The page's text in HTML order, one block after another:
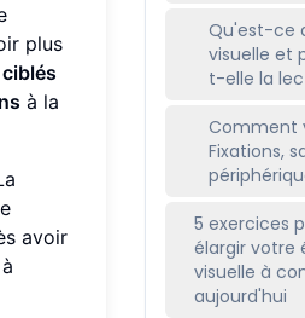
plus
à la
avoir
Qu'est-ce
visuelle et
t-elle la
Comment
Fixations,
5 exercices
élargir votre
visuelle à
aujourd'hui